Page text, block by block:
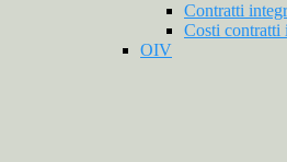
Contratti
Costi contratti
OIV